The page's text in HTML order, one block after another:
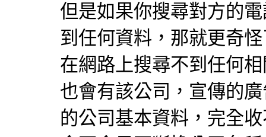
但是如果你搜尋對方的
到任何資料，那就更奇
在網路上搜尋不到任何
也會有該公司，宣傳的
的公司基本資料，完全